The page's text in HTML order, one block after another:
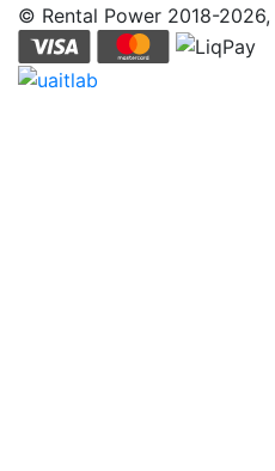
© Rental Power 2018-